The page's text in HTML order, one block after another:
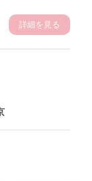
詳細を見る